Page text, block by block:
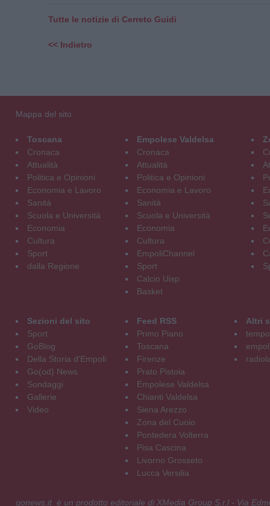
Tutte le notizie di Cerreto Guidi
<< Indietro
Mappa del sito
Toscana
Cronaca
Attualità
Politica e Opinioni
Economia e Lavoro
Sanità
Scuola e Università
Economia
Cultura
Sport
dalla Regione
Empolese Valdelsa
Cronaca
Attualità
Politica e Opinioni
Economia e Lavoro
Sanità
Scuola e Università
Economia
Cultura
EmpoliChannel
Sport
Calcio Uisp
Basket
Sezioni del sito
Sport
GoBlog
Della Storia d'Empoli
Go(od) News
Sondaggi
Gallerie
Video
Feed RSS
Primo Piano
Toscana
Firenze
Prato Pistoia
Empolese Valdelsa
Chianti Valdelsa
Siena Arezzo
Zona del Cuoio
Pontedera Volterra
Pisa Cascina
Livorno Grosseto
Lucca Versilia
Altri
gonews.it è un prodotto editoriale di XMedia Group S.r.l - Via